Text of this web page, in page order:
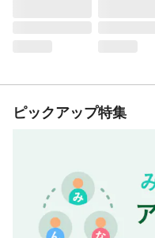
ピックアップ特集